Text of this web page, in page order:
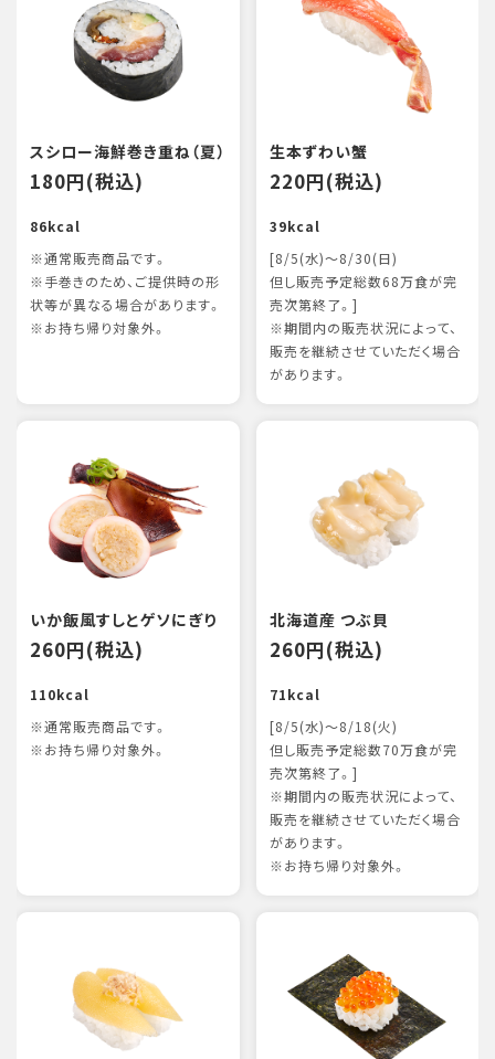
スシロー海鮮巻き重ね（夏）
180円(税込)
86kcal
※通常販売商品です。
※手巻きのため、ご提供時の形
状等が異なる場合があります。
※お持ち帰り対象外。
生本ずわい蟹
220円(税込)
39kcal
[8/5(水)～8/30(日)
但し販売予定総数68万食が完
売次第終了。]
※期間内の販売状況によって、
販売を継続させていただく場合
があります。
いか飯風すしとゲソにぎり
260円(税込)
110kcal
※通常販売商品です。
※お持ち帰り対象外。
北海道産 つぶ貝
260円(税込)
71kcal
[8/5(水)～8/18(火)
但し販売予定総数70万食が完
売次第終了。]
※期間内の販売状況によって、
販売を継続させていただく場合
があります。
※お持ち帰り対象外。